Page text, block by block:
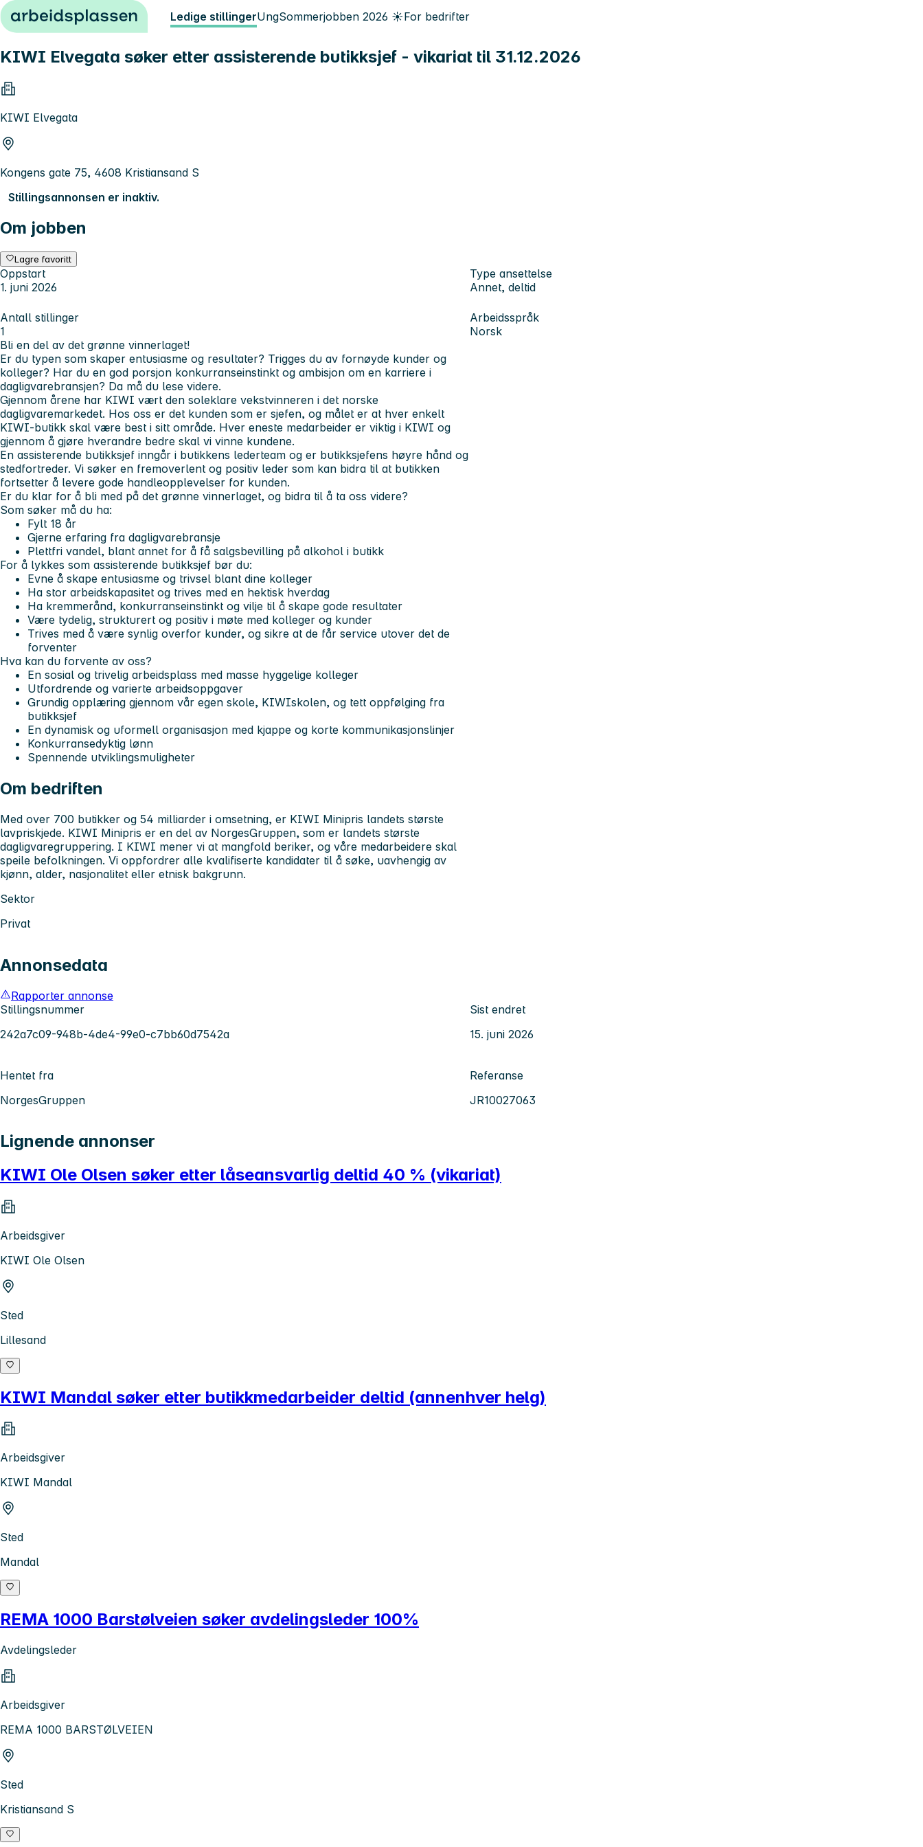
Hopp til innhold Ledige stillingerUngSommerjobben 2026 ☀️For bedrifter
KIWI Elvegata søker etter assisterende butikksjef - vikariat til 31.12.2026
KIWI Elvegata
Kongens gate 75, 4608 Kristiansand S
Stillingsannonsen er inaktiv.
Om jobben
Lagre favoritt
Oppstart
1. juni 2026
Type ansettelse
Annet, deltid
Antall stillinger
1
Arbeidsspråk
Norsk
Bli en del av det grønne vinnerlaget!
Er du typen som skaper entusiasme og resultater? Trigges du av fornøyde kunder og
kolleger? Har du en god porsjon konkurranseinstinkt og ambisjon om en karriere i
dagligvarebransjen? Da må du lese videre.
Gjennom årene har KIWI vært den soleklare vekstvinneren i det norske
dagligvaremarkedet. Hos oss er det kunden som er sjefen, og målet er at hver enkelt
KIWI-butikk skal være best i sitt område. Hver eneste medarbeider er viktig i KIWI og
gjennom å gjøre hverandre bedre skal vi vinne kundene.
En assisterende butikksjef inngår i butikkens lederteam og er butikksjefens høyre hånd og
stedfortreder. Vi søker en fremoverlent og positiv leder som kan bidra til at butikken
fortsetter å levere gode handleopplevelser for kunden.
Er du klar for å bli med på det grønne vinnerlaget, og bidra til å ta oss videre?
Som søker må du ha:
Fylt 18 år
Gjerne erfaring fra dagligvarebransje
Plettfri vandel, blant annet for å få salgsbevilling på alkohol i butikk
For å lykkes som assisterende butikksjef bør du:
Evne å skape entusiasme og trivsel blant dine kolleger
Ha stor arbeidskapasitet og trives med en hektisk hverdag
Ha kremmerånd, konkurranseinstinkt og vilje til å skape gode resultater
Være tydelig, strukturert og positiv i møte med kolleger og kunder
Trives med å være synlig overfor kunder, og sikre at de får service utover det de
forventer
Hva kan du forvente av oss?
En sosial og trivelig arbeidsplass med masse hyggelige kolleger
Utfordrende og varierte arbeidsoppgaver
Grundig opplæring gjennom vår egen skole, KIWIskolen, og tett oppfølging fra
butikksjef
En dynamisk og uformell organisasjon med kjappe og korte kommunikasjonslinjer
Konkurransedyktig lønn
Spennende utviklingsmuligheter
Om bedriften
Med over 700 butikker og 54 milliarder i omsetning, er KIWI Minipris landets største
lavpriskjede. KIWI Minipris er en del av NorgesGruppen, som er landets største
dagligvaregruppering. I KIWI mener vi at mangfold beriker, og våre medarbeidere skal
speile befolkningen. Vi oppfordrer alle kvalifiserte kandidater til å søke, uavhengig av
kjønn, alder, nasjonalitet eller etnisk bakgrunn.
Sektor
Privat
Annonsedata
Rapporter annonse
Stillingsnummer
242a7c09-948b-4de4-99e0-c7bb60d7542a
Sist endret
15. juni 2026
Hentet fra
NorgesGruppen
Referanse
JR10027063
Lignende annonser
KIWI Ole Olsen søker etter låseansvarlig deltid 40 % (vikariat)
Arbeidsgiver
KIWI Ole Olsen
Sted
Lillesand
KIWI Mandal søker etter butikkmedarbeider deltid (annenhver helg)
Arbeidsgiver
KIWI Mandal
Sted
Mandal
REMA 1000 Barstølveien søker avdelingsleder 100%
Avdelingsleder
Arbeidsgiver
REMA 1000 BARSTØLVEIEN
Sted
Kristiansand S